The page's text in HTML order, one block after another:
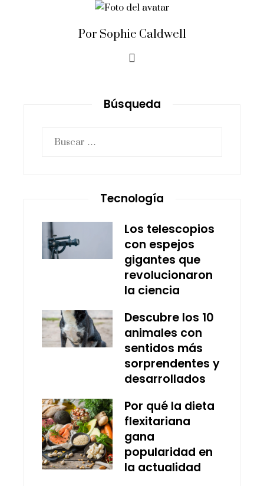
Por Sophie Caldwell
Búsqueda
Tecnología
Los telescopios
con espejos
gigantes que
revolucionaron
la ciencia
Descubre los 10
animales con
sentidos más
sorprendentes y
desarrollados
Por qué la dieta
flexitariana
gana
popularidad en
la actualidad